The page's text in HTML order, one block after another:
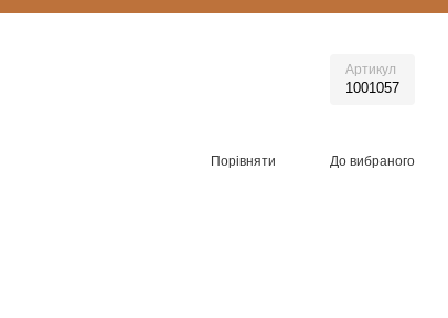
Артикул
1001057
Порівняти До вибраного